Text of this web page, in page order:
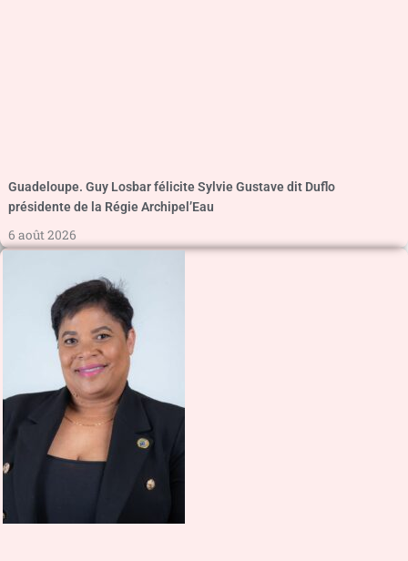
Guadeloupe. Guy Losbar félicite Sylvie Gustave dit Duflo
présidente de la Régie Archipel’Eau
6 août 2026